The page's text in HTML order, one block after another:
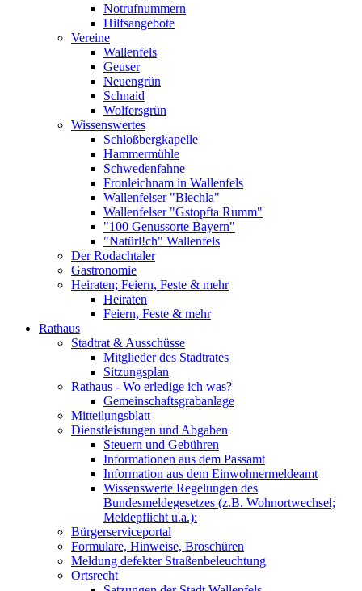
Notrufnummern
Hilfsangebote
Vereine
Wallenfels
Geuser
Neuengrün
Schnaid
Wolfersgrün
Wissenswertes
Schloßbergkapelle
Hammermühle
Schwedenfahne
Fronleichnam in Wallenfels
Wallenfelser "Blechla"
Wallenfelser "Gstopfta Rumm"
"100 Genussorte Bayern"
"Natürl!ch" Wallenfels
Der Rodachtaler
Gastronomie
Heiraten; Feiern, Feste & mehr
Heiraten
Feiern, Feste & mehr
Rathaus
Stadtrat & Ausschüsse
Mitglieder des Stadtrates
Sitzungsplan
Rathaus - Wo erledige ich was?
Gemeinschaftsgrabanlage
Mitteilungsblatt
Dienstleistungen und Abgaben
Steuern und Gebühren
Informationen aus dem Passamt
Information aus dem Einwohnermeldeamt
Wissenswerte Regelungen des
Bundesmeldegesetzes (z.B. Wohnortwechsel;
Meldepflicht u.a.):
Bürgerserviceportal
Formulare, Hinweise, Broschüren
Meldung defekter Straßenbeleuchtung
Ortsrecht